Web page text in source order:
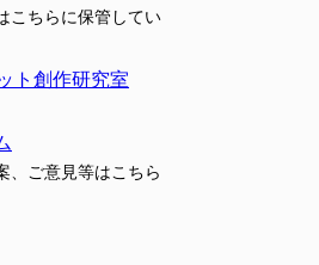
こちらに保管してい
ト創作研究室
、ご意見等はこちら